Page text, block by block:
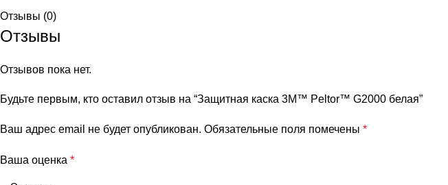
Отзывы (0)
Отзывы
Отзывов пока нет.
Будьте первым, кто оставил отзыв на “Защитная каска 3M™ Peltor™ G2000 белая”
Ваш адрес email не будет опубликован. Обязательные поля помечены *
Ваша оценка *